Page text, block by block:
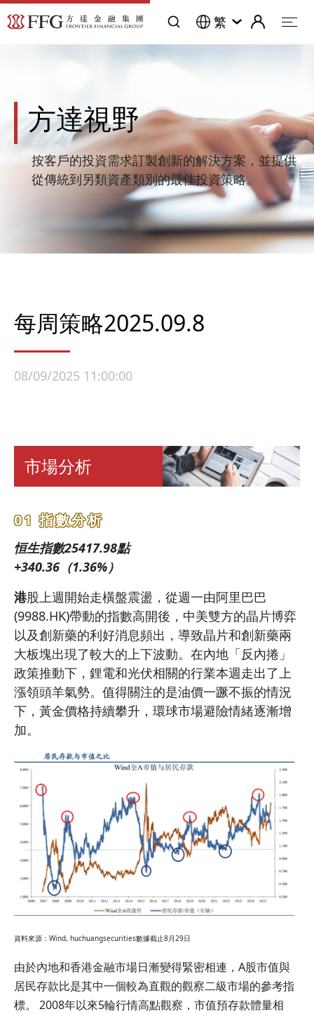
繁
方達視野
按客戶的投資需求訂製創新的解決方案，並提供
從傳統到另類資產類別的最佳投資策略。
每周策略2025.09.8
08/09/2025 11:00:00
市場分析
01 指數分析
恒生指數25417.98點
+340.36（1.36%）
港股上週開始走橫盤震盪，從週一由阿里巴巴
(9988.HK)帶動的指數高開後，中美雙方的晶片博弈
以及創新藥的利好消息頻出，導致晶片和創新藥兩
大板塊出現了較大的上下波動。在內地「反內捲」
政策推動下，鋰電和光伏相關的行業本週走出了上
漲領頭羊氣勢。值得關注的是油價一蹶不振的情況
下，黃金價格持續攀升，環球市場避險情緒逐漸增
加。
資料來源：Wind, huchuangsecurities數據截止8月29日
由於內地和香港金融市場日漸變得緊密相連，A股市值與
居民存款比是其中一個較為直觀的觀察二級市場的參考指
標。 2008年以來5輪行情高點觀察，市值預存款體量相